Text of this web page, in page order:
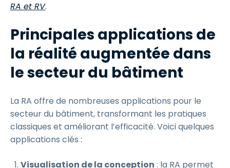
RA et RV.
Principales applications de
la réalité augmentée dans
le secteur du bâtiment
La RA offre de nombreuses applications pour le
secteur du bâtiment, transformant les pratiques
classiques et améliorant l’efficacité. Voici quelques
applications clés :
Visualisation de la conception : la RA permet